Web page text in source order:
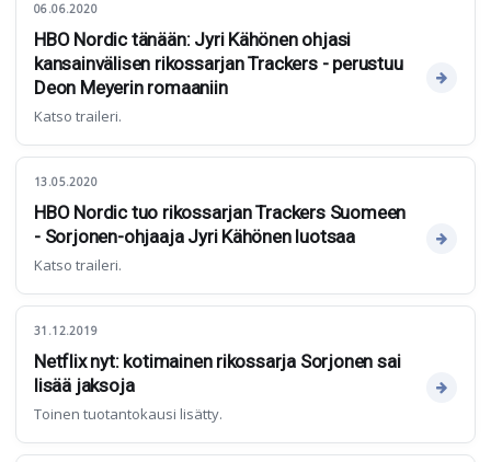
06.06.2020
HBO Nordic tänään: Jyri Kähönen ohjasi
kansainvälisen rikossarjan Trackers - perustuu
Deon Meyerin romaaniin
Katso traileri.
13.05.2020
HBO Nordic tuo rikossarjan Trackers Suomeen
- Sorjonen-ohjaaja Jyri Kähönen luotsaa
Katso traileri.
31.12.2019
Netflix nyt: kotimainen rikossarja Sorjonen sai
lisää jaksoja
Toinen tuotantokausi lisätty.